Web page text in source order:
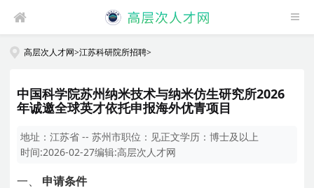
高层次人才网>江苏科研院所招聘>
中国科学院苏州纳米技术与纳米仿生研究所2026
年诚邀全球英才依托申报海外优青项目
地址：江苏省 -- 苏州市职位： 见正文学历：博士及以上
时间:2026-02-27编辑:高层次人才网
一、 申请条件